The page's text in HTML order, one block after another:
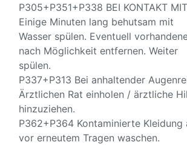
P305+P351+P338 BEI KONTAKT
Einige Minuten lang behutsam mit
Wasser spülen. Eventuell
nach Möglichkeit entfernen. Weiter
spülen.
P337+P313 Bei anhaltender
Ärztlichen Rat einholen / ärztliche
hinzuziehen.
P362+P364 Kontaminierte Kleidung
vor erneutem Tragen waschen.